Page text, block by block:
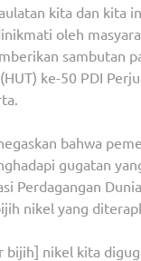
kita dan kita
oleh
sambutan
ke-50 PDI
bahwa
gugatan
Perdagangan
nikel yang
bijih] nikel kita